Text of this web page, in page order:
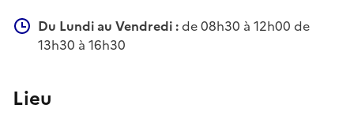
Du Lundi au Vendredi :de 08h30 à 12h00 de
13h30 à 16h30
Lieu